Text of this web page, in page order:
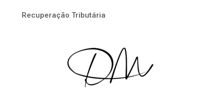
Recuperação Tributária